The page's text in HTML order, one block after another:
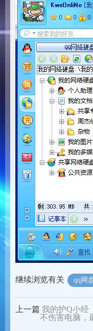
继续浏览有关 qq网
上一篇 我的护Q小经
不伤害电脑，